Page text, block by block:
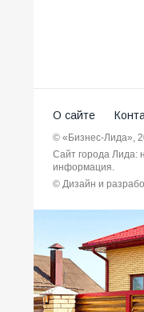
О сайте
© «Бизнес-Лида»,
Сайт города Лида:
информация.
© Дизайн и